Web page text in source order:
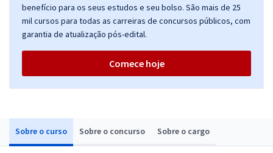
Sobre o curso Sobre o concurso Sobre o cargo
benefício para os seus estudos e seu bolso. São mais de 25
mil cursos para todas as carreiras de concursos públicos, com
garantia de atualização pós-edital.
Comece hoje